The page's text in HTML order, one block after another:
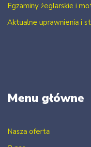
Egzaminy żeglarskie i
Aktualne uprawnienia i
Menu główne
Nasza oferta